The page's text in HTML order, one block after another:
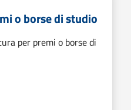
o borse di studio
per premi o borse di